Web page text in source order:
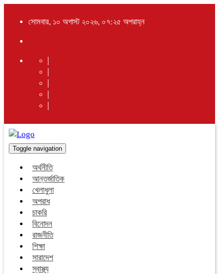
সোমবার, ১০ অগাস্ট ২০২৬, ০৭:২৫ অপরাহ্ন
Toggle navigation
অর্থনীতি
আন্তর্জাতিক
খেলাধুলা
অপরাধ
চাকরি
বিনোদন
রাজনীতি
শিক্ষা
সারাদেশ
স্বাস্থ্য